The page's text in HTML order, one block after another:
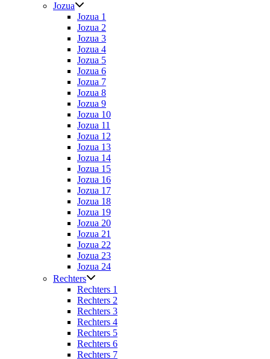
Jozua
Jozua 1
Jozua 2
Jozua 3
Jozua 4
Jozua 5
Jozua 6
Jozua 7
Jozua 8
Jozua 9
Jozua 10
Jozua 11
Jozua 12
Jozua 13
Jozua 14
Jozua 15
Jozua 16
Jozua 17
Jozua 18
Jozua 19
Jozua 20
Jozua 21
Jozua 22
Jozua 23
Jozua 24
Rechters
Rechters 1
Rechters 2
Rechters 3
Rechters 4
Rechters 5
Rechters 6
Rechters 7